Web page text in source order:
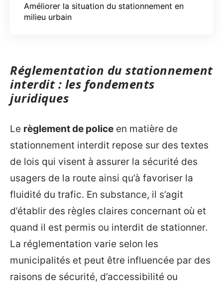
Améliorer la situation du stationnement en
milieu urbain
Réglementation du stationnement
interdit : les fondements
juridiques
Le règlement de police en matière de
stationnement interdit repose sur des textes
de lois qui visent à assurer la sécurité des
usagers de la route ainsi qu’à favoriser la
fluidité du trafic. En substance, il s’agit
d’établir des règles claires concernant où et
quand il est permis ou interdit de stationner.
La réglementation varie selon les
municipalités et peut être influencée par des
raisons de sécurité, d’accessibilité ou